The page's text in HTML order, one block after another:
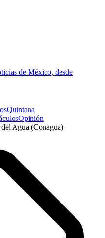
de México, desde
Quintana
Opinión
Agua (Conagua)